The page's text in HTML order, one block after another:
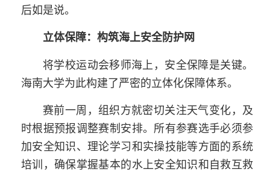
后如是说。
立体保障：构筑海上安全防护网
将学校运动会移师海上，安全保障是关键。
海南大学为此构建了严密的立体化保障体系。
赛前一周，组织方就密切关注天气变化，及
时根据预报调整赛制安排。所有参赛选手必须参
加安全知识、理论学习和实操技能等方面的系统
培训，确保掌握基本的水上安全知识和自救互救